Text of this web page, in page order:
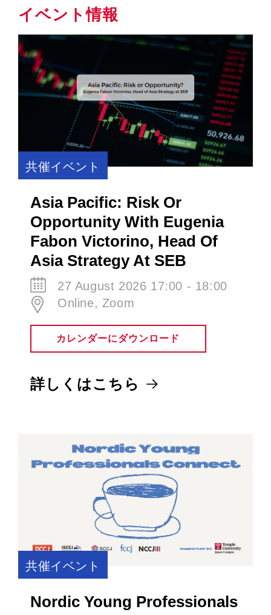
共催イベント
Opportunity With Eugenia
Fabon Victorino​, Head Of
Asia Strategy At SEB
27 August 2026 17:00 - 18:00
Online, Zoom
カレンダーにダウンロード
共催イベント
Connect